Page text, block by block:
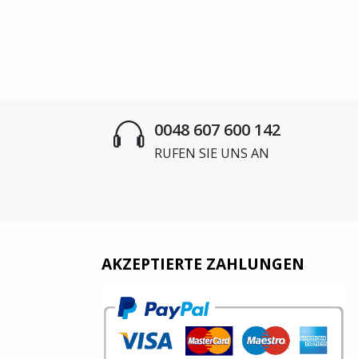
0048 607 600 142
RUFEN SIE UNS AN
AKZEPTIERTE ZAHLUNGEN